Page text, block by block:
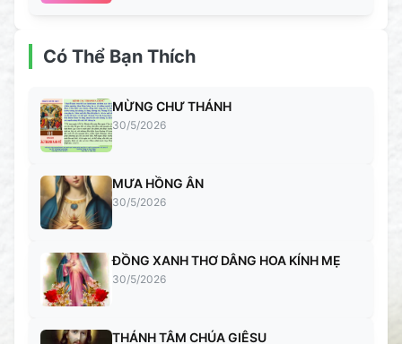
Có Thể Bạn Thích
MỪNG CHƯ THÁNH
30/5/2026
MƯA HỒNG ÂN
30/5/2026
ĐỒNG XANH THƠ DÂNG HOA KÍNH MẸ
30/5/2026
THÁNH TÂM CHÚA GIÊSU